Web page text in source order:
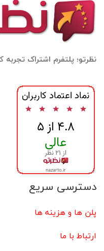
نظرتو؛ پلتفرم اشتراک تجربه
دسترسی سریع
پلن ها و هزینه ها
ارتباط با ما